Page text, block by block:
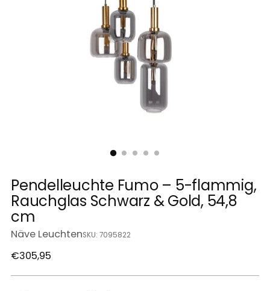
Pendelleuchte Fumo – 5-flammig,
Rauchglas Schwarz & Gold, 54,8
cm
Näve LeuchtenSKU: 7095822
Regulärer
€305,95